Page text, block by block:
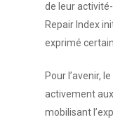
de leur
Repair Index
exprimé
Pour l’avenir,
activement
mobilisant